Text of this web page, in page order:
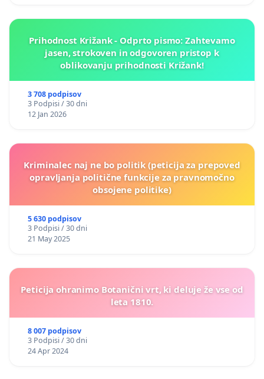
Prihodnost Križank - Odprto pismo: Zahtevamo
jasen, strokoven in odgovoren pristop k
oblikovanju prihodnosti Križank!
3 708 podpisov
3 Podpisi / 30 dni
12 Jan 2026
Kriminalec naj ne bo politik (peticija za prepoved
opravljanja politične funkcije za pravnomočno
obsojene politike)
5 630 podpisov
3 Podpisi / 30 dni
21 May 2025
Peticija ohranimo Botanični vrt, ki deluje že vse od
leta 1810.
8 007 podpisov
3 Podpisi / 30 dni
24 Apr 2024